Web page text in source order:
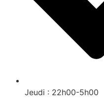
Jeudi : 22h00-5h00